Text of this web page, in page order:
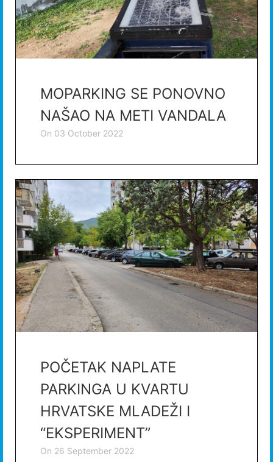
MOPARKING SE PONOVNO
NAŠAO NA METI VANDALA
on 03 October 2022
POČETAK NAPLATE
PARKINGA U KVARTU
HRVATSKE MLADEŽI I
“EKSPERIMENT”
on 26 September 2022